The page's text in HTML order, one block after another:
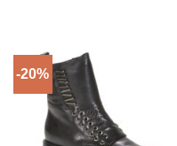
-20%